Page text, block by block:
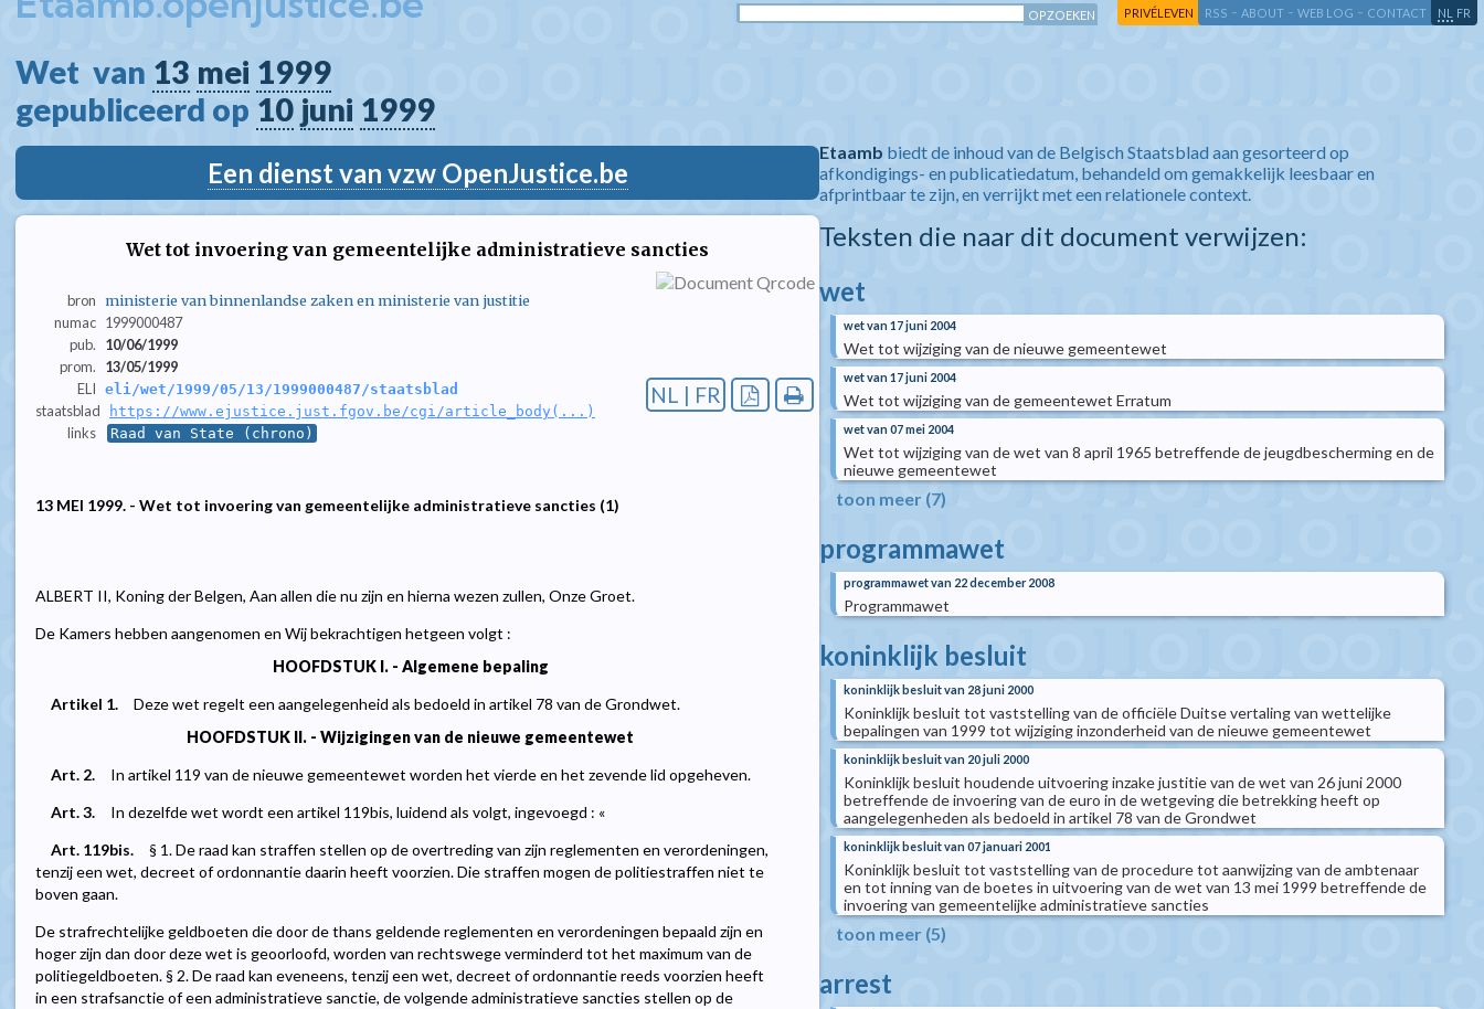
PRIVÉLEVEN RSS - ABOUT - WEB LOG - CONTACT NL FR
Wet  van 13 mei 1999
gepubliceerd op 10 juni 1999
Een dienst van vzw OpenJustice.be
Wet tot invoering van gemeentelijke administratieve sancties
bron ministerie van binnenlandse zaken en ministerie van justitie
numac 1999000487
pub.
10/06/1999
prom.
13/05/1999
ELI eli/wet/1999/05/13/1999000487/staatsblad
staatsblad https://www.ejustice.just.fgov.be/cgi/article_body(...)
links Raad van State (chrono)
NL | FR
13 MEI 1999. - Wet tot invoering van gemeentelijke administratieve sancties (1)
ALBERT II, Koning der Belgen, Aan allen die nu zijn en hierna wezen zullen, Onze Groet.
De Kamers hebben aangenomen en Wij bekrachtigen hetgeen volgt :
HOOFDSTUK I. - Algemene bepaling
Artikel 1.
Deze wet regelt een aangelegenheid als bedoeld in artikel 78 van de Grondwet.
HOOFDSTUK II. - Wijzigingen van de nieuwe gemeentewet
Art. 2.
In artikel 119 van de nieuwe gemeentewet worden het vierde en het zevende lid opgeheven.
Art. 3.
In dezelfde wet wordt een artikel 119bis, luidend als volgt, ingevoegd : «
Art. 119bis.
§ 1. De raad kan straffen stellen op de overtreding van zijn reglementen en verordeningen,
tenzij een wet, decreet of ordonnantie daarin heeft voorzien. Die straffen mogen de politiestraffen niet te
boven gaan.
De strafrechtelijke geldboeten die door de thans geldende reglementen en verordeningen bepaald zijn en
hoger zijn dan door deze wet is geoorloofd, worden van rechtswege verminderd tot het maximum van de
politiegeldboeten. § 2. De raad kan eveneens, tenzij een wet, decreet of ordonnantie reeds voorzien heeft
in een strafsanctie of een administratieve sanctie, de volgende administratieve sancties stellen op de
Etaamb biedt de inhoud van de Belgisch Staatsblad aan gesorteerd op
afkondigings- en publicatiedatum, behandeld om gemakkelijk leesbaar en
afprintbaar te zijn, en verrijkt met een relationele context.
Teksten die naar dit document verwijzen:
wet
wet van 17 juni 2004
Wet tot wijziging van de nieuwe gemeentewet
wet van 17 juni 2004
Wet tot wijziging van de gemeentewet Erratum
wet van 07 mei 2004
Wet tot wijziging van de wet van 8 april 1965 betreffende de jeugdbescherming en de
nieuwe gemeentewet
toon meer (7)
programmawet
programmawet van 22 december 2008
Programmawet
koninklijk besluit
koninklijk besluit van 28 juni 2000
Koninklijk besluit tot vaststelling van de officiële Duitse vertaling van wettelijke
bepalingen van 1999 tot wijziging inzonderheid van de nieuwe gemeentewet
koninklijk besluit van 20 juli 2000
Koninklijk besluit houdende uitvoering inzake justitie van de wet van 26 juni 2000
betreffende de invoering van de euro in de wetgeving die betrekking heeft op
aangelegenheden als bedoeld in artikel 78 van de Grondwet
koninklijk besluit van 07 januari 2001
Koninklijk besluit tot vaststelling van de procedure tot aanwijzing van de ambtenaar
en tot inning van de boetes in uitvoering van de wet van 13 mei 1999 betreffende de
invoering van gemeentelijke administratieve sancties
toon meer (5)
arrest